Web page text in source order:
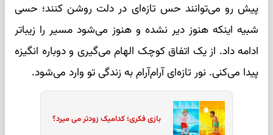
پیش رو می‌توانند حس تازه‌ای در دلت روشن کنند؛ حسی
شبیه اینکه هنوز دیر نشده و هنوز می‌شود مسیر را زیباتر
ادامه داد. از یک اتفاق کوچک الهام می‌گیری و دوباره انگیزه
پیدا می‌کنی. نور تازه‌ای آرام‌آرام به زندگی تو وارد می‌شود.
بازی فکری؛ کدامیک زودتر می میرد؟